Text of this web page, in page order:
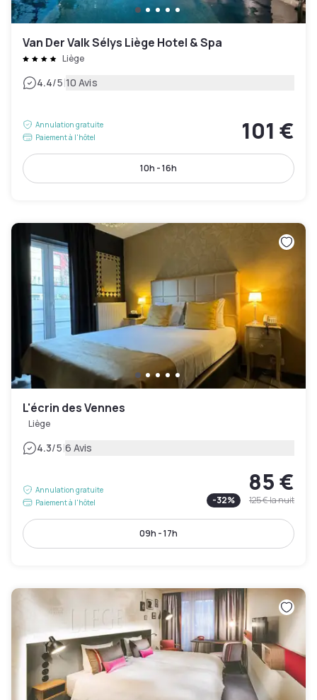
Van Der Valk Sélys Liège Hotel & Spa
Liège
4.4/5|10 Avis
Annulation gratuite
Paiement à l'hôtel
101 €
10h - 16h
L'écrin des Vennes
Liège
4.3/5|6 Avis
Annulation gratuite
Paiement à l'hôtel
85 €
-32% 125 €la nuit
09h - 17h